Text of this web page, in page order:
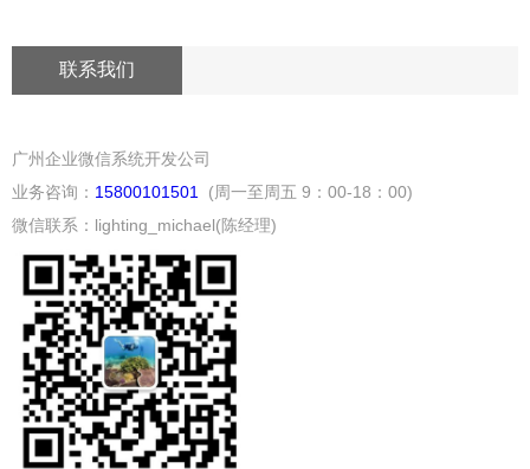
联系我们
广州企业微信系统开发公司
业务咨询： 15800101501 (周一至周五 9：00-18：00)
微信联系：lighting_michael(陈经理)